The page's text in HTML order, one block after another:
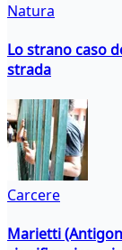
Natura
Lo strano caso
strada
Carcere
Marietti